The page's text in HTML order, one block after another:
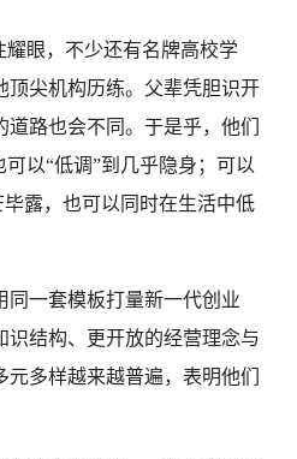
耀眼，不少还有名牌高校学
顶尖机构历练。父辈凭胆识开
路也会不同。于是乎，他们
以“低调”到几乎隐身；可以
露，也可以同时在生活中低
同一套模板打量新一代创业
结构、更开放的经营理念与
多样越来越普遍，表明他们